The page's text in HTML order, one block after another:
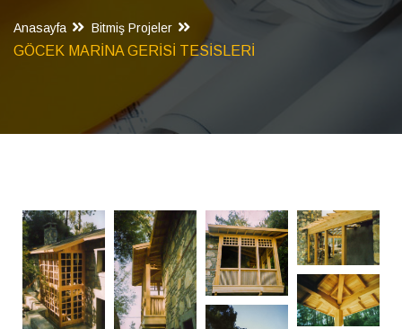
Anasayfa Bitmiş Projeler
GÖCEK MARİNA GERİSİ TESİSLERİ